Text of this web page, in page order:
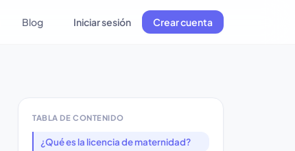
Blog Iniciar sesión Crear cuenta
TABLA DE CONTENIDO
¿Qué es la licencia de maternidad?